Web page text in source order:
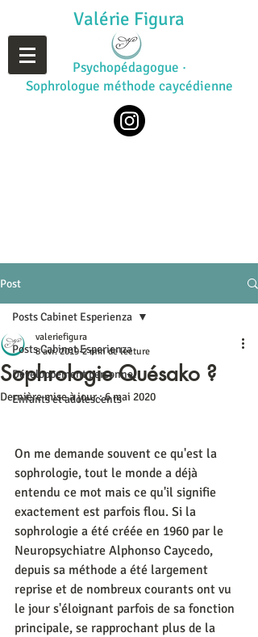
Valérie Figura
Psychopédagogue ·
Sophrologue méthode caycédienne
Post
Posts Cabinet Esperienza
Développement personnel
Enfants et adolescents
Posts Cabinet Esperienza
Sophrologie Quésako ?
valeriefigura
8 avr. 2019 2 min de lecture
Dernière mise à jour :6 mai 2020
On me demande souvent ce qu'est la
sophrologie, tout le monde a déjà
entendu ce mot mais ce qu'il signifie
exactement est parfois flou. Si la
sophrologie a été créée en 1960 par le
Neuropsychiatre Alphonso Caycedo,
depuis sa méthode a été largement
reprise et de nombreux courants ont vu
le jour s'éloignant parfois de sa fonction
principale, se rapprochant plus de la